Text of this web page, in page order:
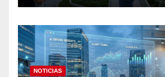
NOTICIAS